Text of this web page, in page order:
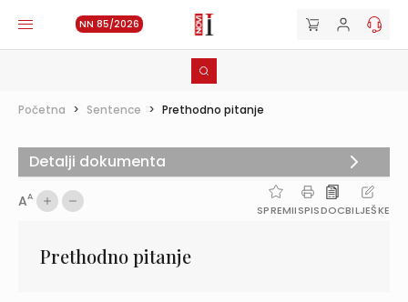
NN 85/2026
Početna > Sentence > Prethodno pitanje
AA
SPREMIISPISDOCBILJEŠKE
Prethodno pitanje
Detalji dokumenta